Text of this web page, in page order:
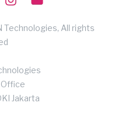
All rights
Jakarta